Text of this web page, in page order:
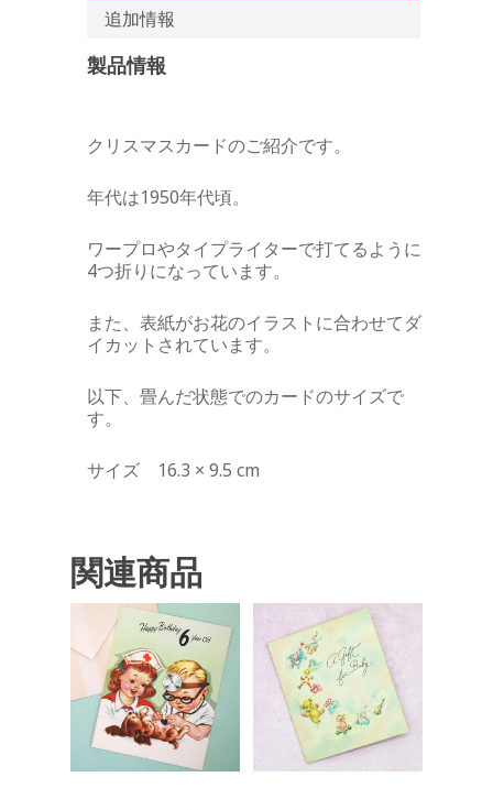
追加情報
製品情報
クリスマスカードのご紹介です。
年代は1950年代頃。
ワープロやタイプライターで打てるように
4つ折りになっています。
また、表紙がお花のイラストに合わせてダ
イカットされています。
以下、畳んだ状態でのカードのサイズで
す。
サイズ 16.3 × 9.5 cm
関連商品
¥880 ¥550